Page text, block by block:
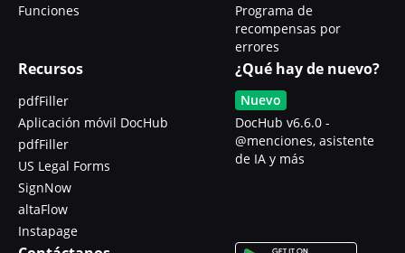
Funciones
Programa de
recompensas por
errores
Recursos
pdfFiller
Aplicación móvil DocHub
pdfFiller
US Legal Forms
SignNow
altaFlow
Instapage
¿Qué hay de nuevo?
Nuevo
DocHub v6.6.0 -
@menciones, asistente
de IA y más